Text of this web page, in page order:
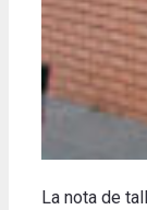
La nota de